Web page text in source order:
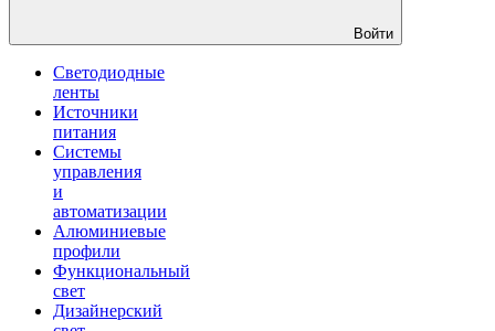
Войти
Светодиодные
ленты
Источники
питания
Системы
управления
и
автоматизации
Алюминиевые
профили
Функциональный
свет
Дизайнерский